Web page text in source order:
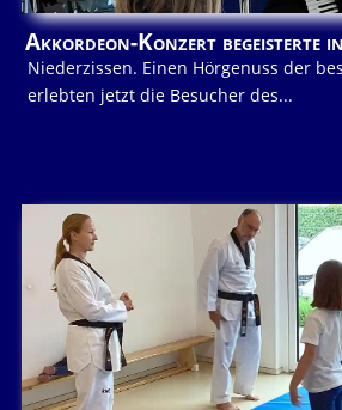
Akkordeon-Konzert begeisterte
Niederzissen. Einen Hörgenuss der
erlebten jetzt die Besucher des...